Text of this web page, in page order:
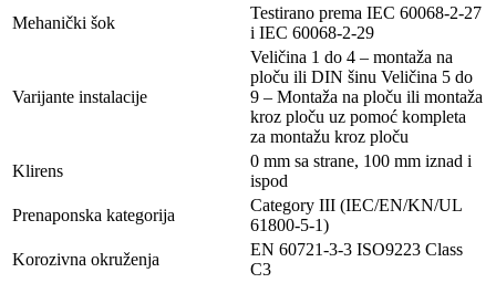
Mehanički šok
Testirano prema IEC 60068-2-27
i IEC 60068-2-29
Varijante instalacije
Veličina 1 do 4 – montaža na
ploču ili DIN šinu Veličina 5 do
9 – Montaža na ploču ili montaža
kroz ploču uz pomoć kompleta
za montažu kroz ploču
Klirens
0 mm sa strane, 100 mm iznad i
ispod
Prenaponska kategorija
Category III (IEC/EN/KN/UL
61800-5-1)
Korozivna okruženja
EN 60721-3-3 ISO9223 Class
C3